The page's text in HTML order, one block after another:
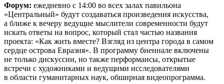
Форум: ежедневно с 14:00 во всех залах павильона
«Центральный» будут создаваться произведения искусства,
а ближе к вечеру ведущие мыслители современности будут
искать ответы на вопрос, который стал частью названия
проекта: «Как жить вместе? Взгляд из центра города в самом
сердце острова Евразия». В программу биеннале включены
не только дискуссии, но также перформансы, открытые
встречи с художниками и ведущими исследователями
в области гуманитарных наук, обширная видеопрограмма.